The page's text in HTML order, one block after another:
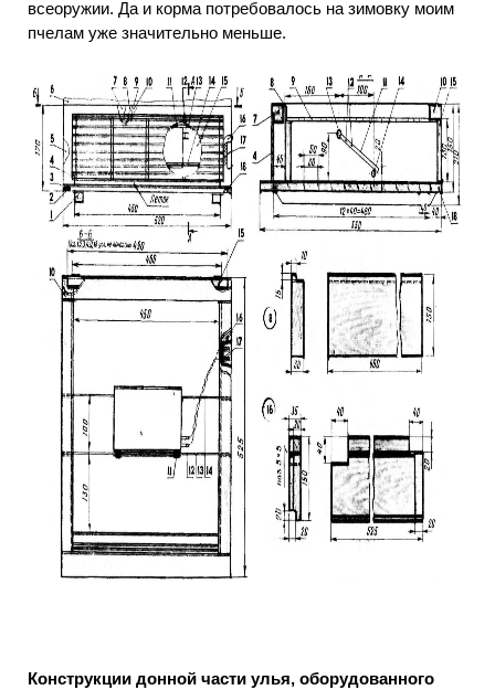
всеоружии. Да и корма потребовалось на зимовку моим
пчелам уже значительно меньше.
Конструкции донной части улья, оборудованного